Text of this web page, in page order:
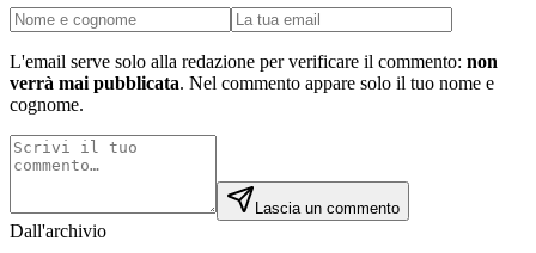
L'email serve solo alla redazione per verificare il commento: non
verrà mai pubblicata. Nel commento appare solo il tuo nome e
cognome.
Lascia un commento
Dall'archivio